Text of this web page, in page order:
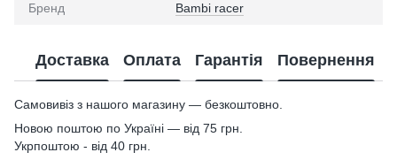
Бренд Bambi racer
Доставка Оплата Гарантія Повернення
Самовивіз з нашого магазину — безкоштовно.
Новою поштою по Україні — від 75 грн.
Укрпоштою - від 40 грн.